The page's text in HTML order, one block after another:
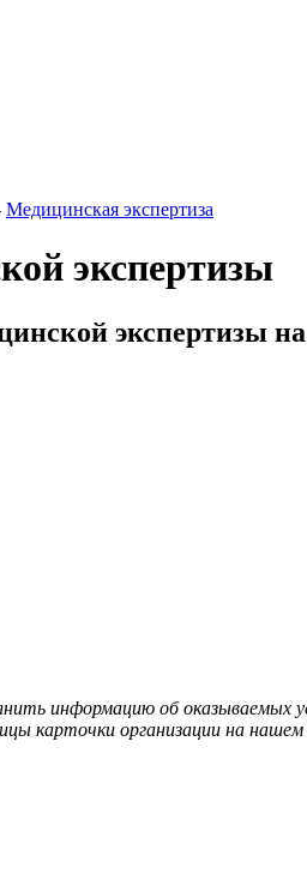
Медицинская экспертиза
экспертизы
экспертизы
информацию об
карточки организации на